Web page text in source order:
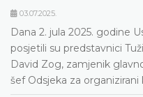
03.07.2025.
Dana 2. jula 2025. godine
posjetili su predstavnici
David Zog, zamjenik
šef Odsjeka za organizirani